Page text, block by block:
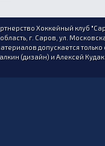
Хоккейный клуб
г. Саров, ул.
допускается
(дизайн) и Алексей